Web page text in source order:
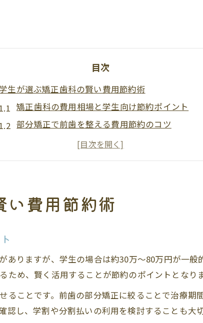
目次
生が選ぶ矯正歯科の賢い費用節約術
矯正歯科の費用相場と学生向け節約ポイント
部分矯正で前歯を整える費用節約のコツ
学割やモニター制度を活用した矯正歯科選び
複数の矯正歯科を比較して最適な費用プランを
矯正歯科を通じた前歯の美しさ実現法
前歯の悩みを解消する矯正歯科の最新治療法
学生が選ぶ矯正歯科での前歯改善体験談
矯正歯科治療後の前歯ケアとキープ術
アルバイト収入を活用した矯正歯科プラン
アルバイト収入で始める矯正歯科の現実的計画
い費用節約術
りますが、学生の場合は約30万～80万円が一般
め、賢く活用することが節約のポイントとなりま
ることです。前歯の部分矯正に絞ることで治療期
し、学割や分割払いの利用を検討することも大切